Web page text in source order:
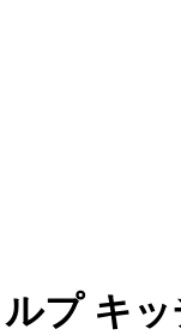
プ キ